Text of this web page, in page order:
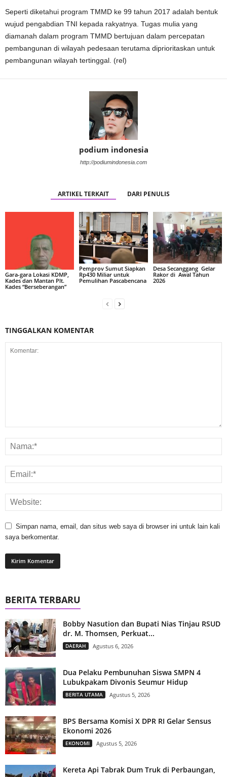
Seperti diketahui program TMMD ke 99 tahun 2017 adalah bentuk
wujud pengabdian TNI kepada rakyatnya. Tugas mulia yang
diamanah dalam program TMMD bertujuan dalam percepatan
pembangunan di wilayah pedesaan terutama diprioritaskan untuk
pembangunan wilayah tertinggal. (rel)
podium indonesia
http://podiumindonesia.com
ARTIKEL TERKAIT DARI PENULIS
Gara-gara Lokasi KDMP,
Kades dan Mantan Plt.
Kades “Berseberangan”
Pemprov Sumut Siapkan
Rp430 Miliar untuk
Pemulihan Pascabencana
Desa Secanggang Gelar
Rakor di Awal Tahun
2026
TINGGALKAN KOMENTAR
Simpan nama, email, dan situs web saya di browser ini untuk lain kali
saya berkomentar.
BERITA TERBARU
Bobby Nasution dan Bupati Nias Tinjau RSUD
dr. M. Thomsen, Perkuat...
DAERAH Agustus 6, 2026
Dua Pelaku Pembunuhan Siswa SMPN 4
Lubukpakam Divonis Seumur Hidup
BERITA UTAMA Agustus 5, 2026
BPS Bersama Komisi X DPR RI Gelar Sensus
Ekonomi 2026
EKONOMI Agustus 5, 2026
Kereta Api Tabrak Dum Truk di Perbaungan,